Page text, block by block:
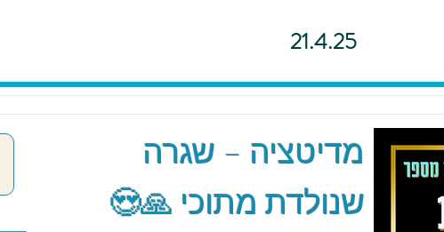
21.4.25
מדיטציה – שגרה
שנולדת מתוכי 🙏😍